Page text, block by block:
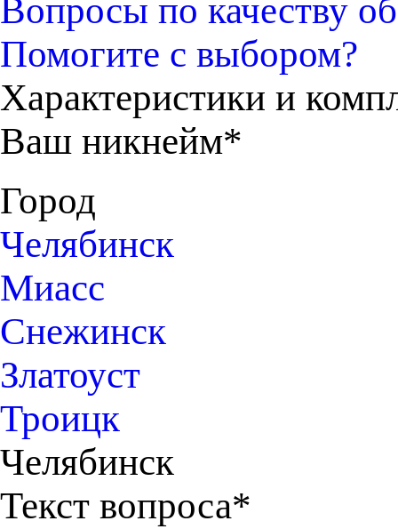
Вопросы по качеству
Помогите с выбором?
Характеристики и
Ваш никнейм*
Город
Челябинск
Миасс
Снежинск
Златоуст
Троицк
Челябинск
Текст вопроса*